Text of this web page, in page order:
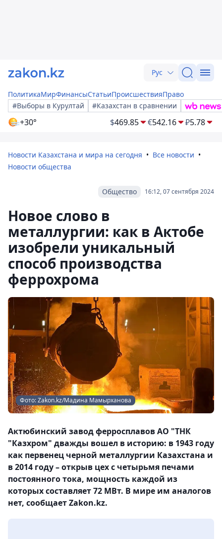
Рус
ПолитикаМирФинансыСтатьиПроисшествияПраво
#Выборы в Курултай
#Казахстан в сравнении
+30° $469.85 €542.16 ₽5.78
Новости Казахстана и мира на сегодня
Все новости
Новости общества
16:12, 07 сентября 2024
Общество
Новое слово в
металлургии: как в Актобе
изобрели уникальный
способ производства
феррохрома
Фото: Zakon.kz/Мадина Мамырханова
Актюбинский завод ферросплавов АО "ТНК
"Казхром" дважды вошел в историю: в 1943 году
как первенец черной металлургии Казахстана и
в 2014 году – открыв цех с четырьмя печами
постоянного тока, мощность каждой из
которых составляет 72 МВт. В мире им аналогов
нет, сообщает Zakon.kz.